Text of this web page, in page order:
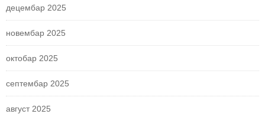
децембар 2025
новембар 2025
октобар 2025
септембар 2025
август 2025